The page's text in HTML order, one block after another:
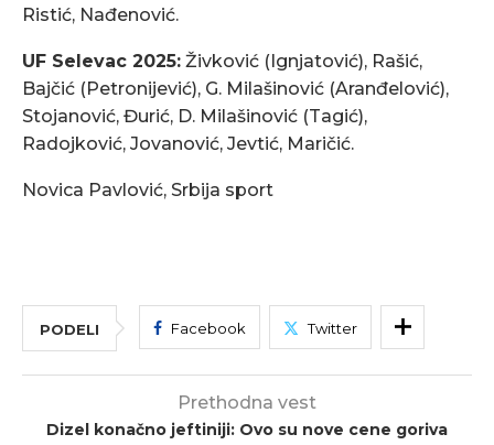
Ristić, Nađenović.
UF Selevac 2025: Živković (Ignjatović), Rašić,
Bajčić (Petronijević), G. Milašinović (Aranđelović),
Stojanović, Đurić, D. Milašinović (Tagić),
Radojković, Jovanović, Jevtić, Maričić.
Novica Pavlović, Srbija sport
PODELI Facebook Twitter
Prethodna vest
Dizel konačno jeftiniji: Ovo su nove cene goriva